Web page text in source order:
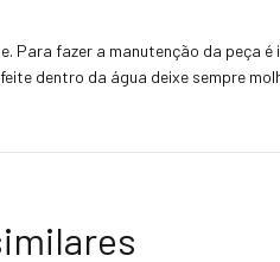
fazer a manutenção da peça
dentro da água deixe sempre